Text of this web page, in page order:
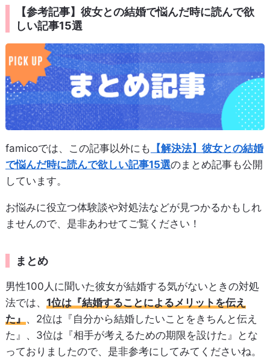
【参考記事】彼女との結婚で悩んだ時に読んで欲
しい記事15選
famicoでは、この記事以外にも 【解決法】彼女との結婚
で悩んだ時に読んで欲しい記事15選のまとめ記事も公開
しています。
お悩みに役立つ体験談や対処法などが見つかるかもしれ
ませんので、是非あわせてご覧ください！
まとめ
男性100人に聞いた彼女が結婚する気がないときの対処
法では、 1位は『結婚することによるメリットを伝え
た』 、2位は『自分から結婚したいことをきちんと伝え
た』、3位は『相手が考えるための期限を設けた』とな
っておりましたので、是非参考にしてみてくださいね。